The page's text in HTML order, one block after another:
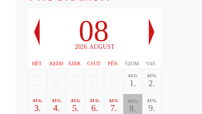
08 .
2026. AUGUST
HÉT. KEDD SZER. CSÜT. PÉN. SZOM. VAS.
AUG.
1.
AUG.
2.
AUG.
3.
AUG.
4.
AUG.
5.
AUG.
6.
AUG.
7.
AUG.
8.
AUG.
9.